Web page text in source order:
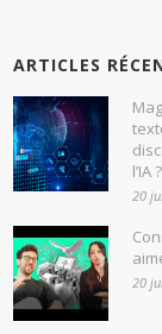
ARTICLES
l’IA ?
20
20